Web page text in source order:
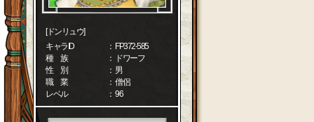
[ドンリュウ]
キャラID
： FP372-585
種 族
： ドワーフ
性 別
： 男
職 業
： 僧侶
レベル
： 96